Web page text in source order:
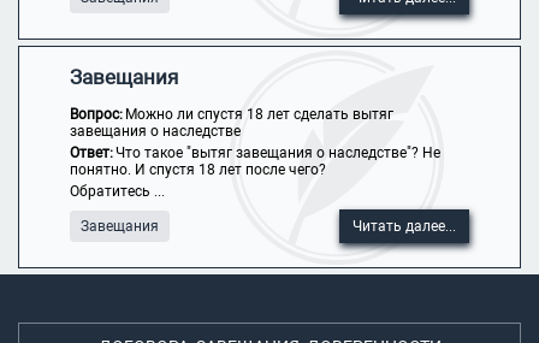
Завещания
Вопрос: Можно ли спустя 18 лет сделать вытяг
завещания о наследстве
Ответ:Что такое "вытяг завещания о наследстве"? Не
понятно. И спустя 18 лет после чего?
Обратитесь ...
Завещания Читать далее...